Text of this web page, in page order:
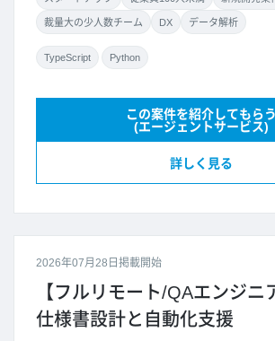
裁量大の少人数チーム DX データ解析
TypeScript Python
詳しく見る
この案件を紹介してもらう
(エージェントサービス)
2026年07月28日掲載開始
【フルリモート/QAエンジニ
仕様書設計と自動化支援